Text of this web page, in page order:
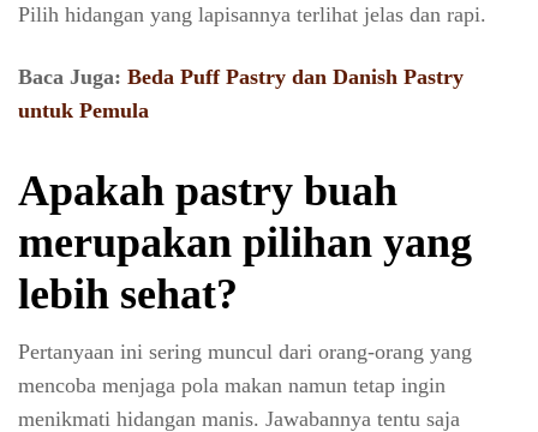
Pilih hidangan yang lapisannya terlihat jelas dan rapi.
Baca Juga: Beda Puff Pastry dan Danish Pastry
untuk Pemula
Apakah pastry buah
merupakan pilihan yang
lebih sehat?
Pertanyaan ini sering muncul dari orang-orang yang
mencoba menjaga pola makan namun tetap ingin
menikmati hidangan manis. Jawabannya tentu saja